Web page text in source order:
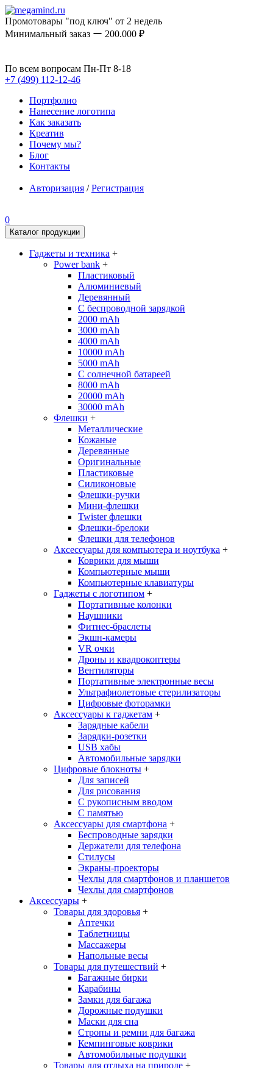
Промотовары "под ключ" от 2 недель
Минимальный заказ ー 200.000 ₽
По всем вопросам Пн-Пт 8-18
+7 (499) 112-12-46
Портфолио
Нанесение логотипа
Как заказать
Креатив
Почему мы?
Блог
Контакты
Авторизация /Регистрация
0
Каталог продукции
Гаджеты и техника +
Power bank +
Пластиковый
Алюминиевый
Деревянный
С беспроводной зарядкой
2000 mAh
3000 mAh
4000 mAh
10000 mAh
5000 mAh
С солнечной батареей
8000 mAh
20000 mAh
30000 mAh
Флешки +
Металлические
Кожаные
Деревянные
Оригинальные
Пластиковые
Силиконовые
Флешки-ручки
Мини-флешки
Twister флешки
Флешки-брелоки
Флешки для телефонов
Аксессуары для компьютера и ноутбука +
Коврики для мыши
Компьютерные мыши
Компьютерные клавиатуры
Гаджеты с логотипом +
Портативные колонки
Наушники
Фитнес-браслеты
Экшн-камеры
VR очки
Дроны и квадрокоптеры
Вентиляторы
Портативные электронные весы
Ультрафиолетовые стерилизаторы
Цифровые фоторамки
Аксессуары к гаджетам +
Зарядные кабели
Зарядки-розетки
USB хабы
Автомобильные зарядки
Цифровые блокноты +
Для записей
Для рисования
С рукописным вводом
С памятью
Аксессуары для смартфона +
Беспроводные зарядки
Держатели для телефона
Стилусы
Экраны-проекторы
Чехлы для смартфонов и планшетов
Чехлы для смартфонов
Аксессуары +
Товары для здоровья +
Аптечки
Таблетницы
Массажеры
Напольные весы
Товары для путешествий +
Багажные бирки
Карабины
Замки для багажа
Дорожные подушки
Маски для сна
Стропы и ремни для багажа
Кемпинговые коврики
Автомобильные подушки
Товары для отдыха на природе +